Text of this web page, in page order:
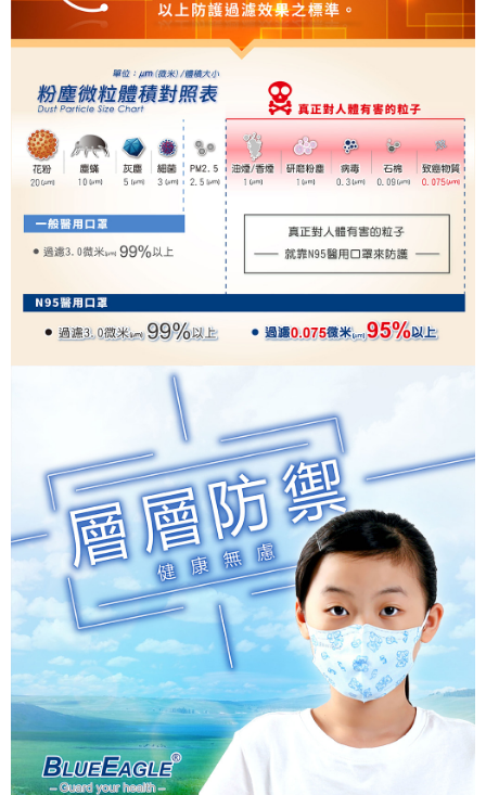
https://aftee.tw/terms/#terms3
３．未成年的使用者請事先徵得法定代理人或監護人之同意方可使用
「AFTEE先享後付」，若未經同意申辦者引起之損失，本公司不負相關責
４．使用「AFTEE先享後付」時，將依據個別帳號之用戶狀況，依本公司即
時審查核予不同之上限額度；若仍有額度不足之情形，本公司將視審查結果
請求用戶進行身份認證。
５．嚴禁一人註冊多個帳號或使用他人資訊註冊。若發現惡意使用之情形，
恩沛科技股份有限公司將有權停止該用戶之使用額度並採取法律行動。